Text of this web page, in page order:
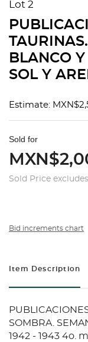
Lot 2
BLANCO
SOL Y
Estimate:
Sold for
Sold Price
Bid increments chart
Item Description
SOMBRA.
1942 - 1943 4o.